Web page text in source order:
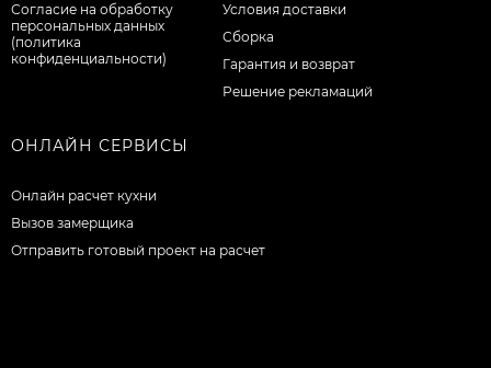
Согласие на обработку
персональных данных
(политика
конфиденциальности)
Условия доставки
Сборка
Гарантия и возврат
Решение рекламаций
ОНЛАЙН СЕРВИСЫ
Онлайн расчет кухни
Вызов замерщика
Отправить готовый проект на расчет